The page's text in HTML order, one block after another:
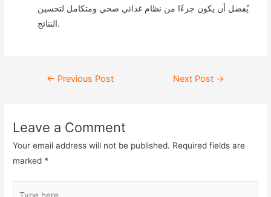
يُفضل أن يكون جزءًا من نظام غذائي صحي ومتكامل لتحسين
النتائج.
← Previous Post Next Post →
Leave a Comment
Your email address will not be published. Required fields are
marked *